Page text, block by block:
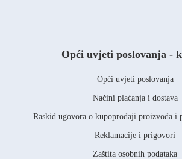
Opći uvjeti poslovanja -
Opći uvjeti poslovanja
Načini plaćanja i dostava
Raskid ugovora o kupoprodaji proizvoda i
Reklamacije i prigovori
Zaštita osobnih podataka